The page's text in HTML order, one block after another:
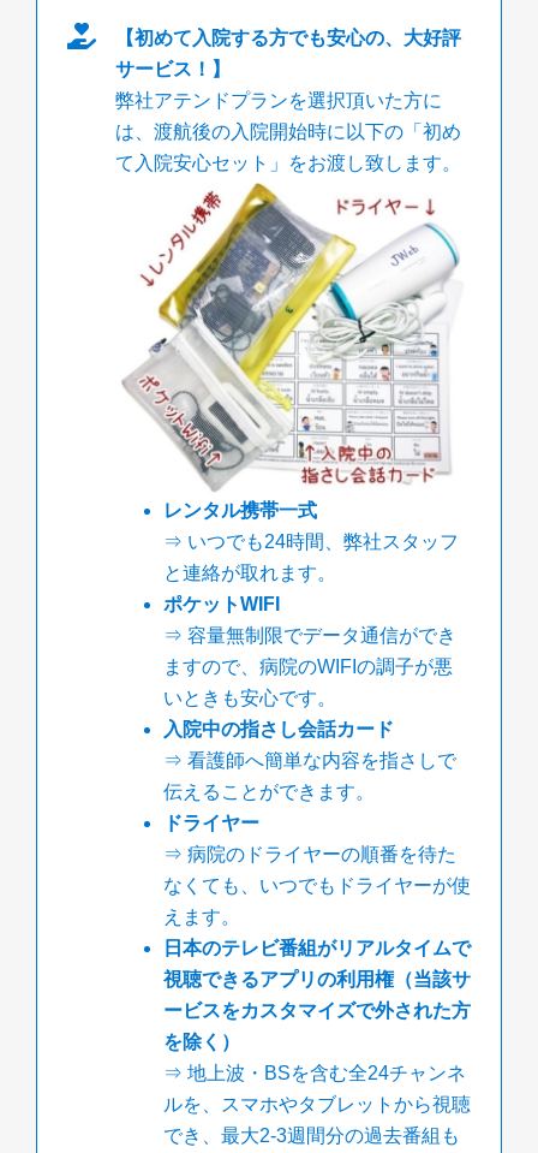
【初めて入院する方でも安心の、大好評
サービス！】
弊社アテンドプランを選択頂いた方に
は、渡航後の入院開始時に以下の「初め
て入院安心セット」をお渡し致します。
レンタル携帯一式
⇒ いつでも24時間、弊社スタッフ
と連絡が取れます。
ポケットWIFI
⇒ 容量無制限でデータ通信ができ
ますので、病院のWIFIの調子が悪
いときも安心です。
入院中の指さし会話カード
⇒ 看護師へ簡単な内容を指さしで
伝えることができます。
ドライヤー
⇒ 病院のドライヤーの順番を待た
なくても、いつでもドライヤーが使
えます。
日本のテレビ番組がリアルタイムで
視聴できるアプリの利用権（当該サ
ービスをカスタマイズで外された方
を除く）
⇒ 地上波・BSを含む全24チャンネ
ルを、スマホやタブレットから視聴
でき、最大2-3週間分の過去番組も